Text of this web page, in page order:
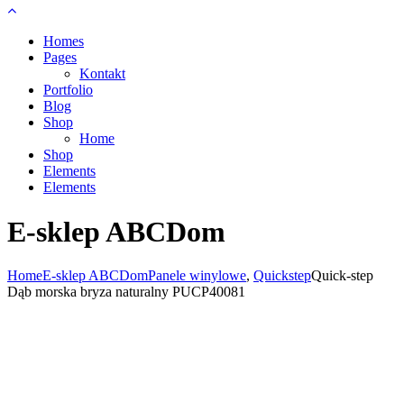
Homes
Pages
Kontakt
Portfolio
Blog
Shop
Home
Shop
Elements
Elements
E-sklep ABCDom
HomeE-sklep ABCDomPanele winylowe, QuickstepQuick-step
Dąb morska bryza naturalny PUCP40081